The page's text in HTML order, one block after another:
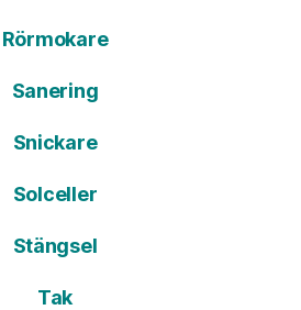
Rörmokare
Sanering
Snickare
Solceller
Stängsel
Tak